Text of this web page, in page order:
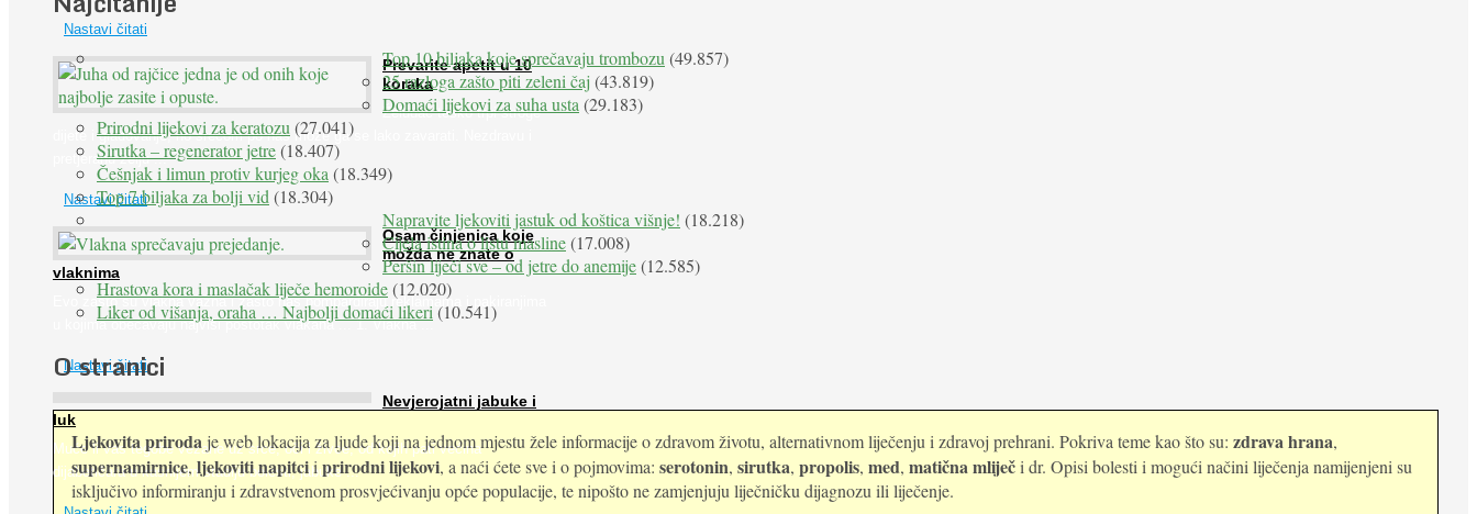
Nastavi čitati
Prevarite apetit u 10
koraka
Želudac teško trpi stroge
dijete i gladovanje, no srećom po nas može ga se lako zavarati. Nezdravu i
pretjeranu želju ...
Nastavi čitati
Osam činjenica koje
možda ne znate o
vlaknima
Evo zašto su vlakna važna i zašto nas bombardiraju reklamama i pakiranjima
u kojima obećavaju najviši postotak vlakana ... 1. Vlakna ...
Nastavi čitati
Nevjerojatni jabuke i
luk
Muče li vas tegobe vezane uz srce, oči i živce, od kojih pati većina
dijabetičara u kasnijem stadiju bolesti, jabuke ...
Top 10 biljaka koje sprečavaju trombozu (49.857)
25 razloga zašto piti zeleni čaj (43.819)
Domaći lijekovi za suha usta (29.183)
Prirodni lijekovi za keratozu (27.041)
Sirutka – regenerator jetre(18.407)
Češnjak i limun protiv kurjeg oka (18.349)
Top 7 biljaka za bolji vid (18.304)
Napravite ljekoviti jastuk od koštica višnje! (18.218)
Cijela istina o listu masline(17.008)
Peršin liječi sve – od jetre do anemije(12.585)
Hrastova kora i maslačak liječe hemoroide(12.020)
Liker od višanja, oraha … Najbolji domaći likeri (10.541)
O stranici
Ljekovita prirodaje web lokacija za ljude koji na jednom mjestu žele informacije o zdravom životu, alternativnom liječenju i zdravoj prehrani. Pokriva teme kao što su: zdrava hrana,
supernamirnice,ljekoviti napitciiprirodni lijekovi, a naći ćete sve i o pojmovima: serotonin, sirutka, propolis, med, matična mliječi dr. Opisi bolesti i mogući načini liječenja namijenjeni su
isključivo informiranju i zdravstvenom prosvjećivanju opće populacije, te nipošto ne zamjenjuju liječničku dijagnozu ili liječenje.